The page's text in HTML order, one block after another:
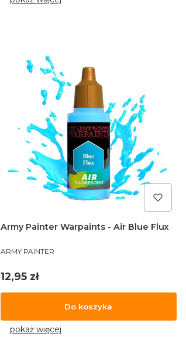
Army Painter Warpaints - Air Blue Flux
PRODUCENT
ARMY PAINTER
Cena
12,95 zł
Do koszyka
pokaż więcej